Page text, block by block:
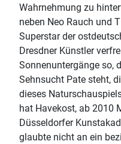
Wahrnehmung zu
neben Neo Rauch und
Superstar der
Dresdner Künstler
Sonnenuntergänge so,
Sehnsucht Pate steht,
dieses
hat Havekost, ab 2010
Düsseldorfer
glaubte nicht an ein